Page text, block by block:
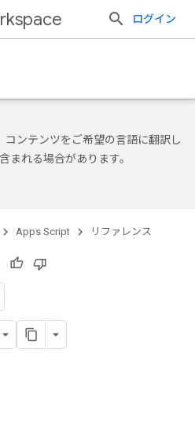
ログイン
コンテンツをご希望の言語に翻訳し
まれる場合があります。
Apps Script リファレンス